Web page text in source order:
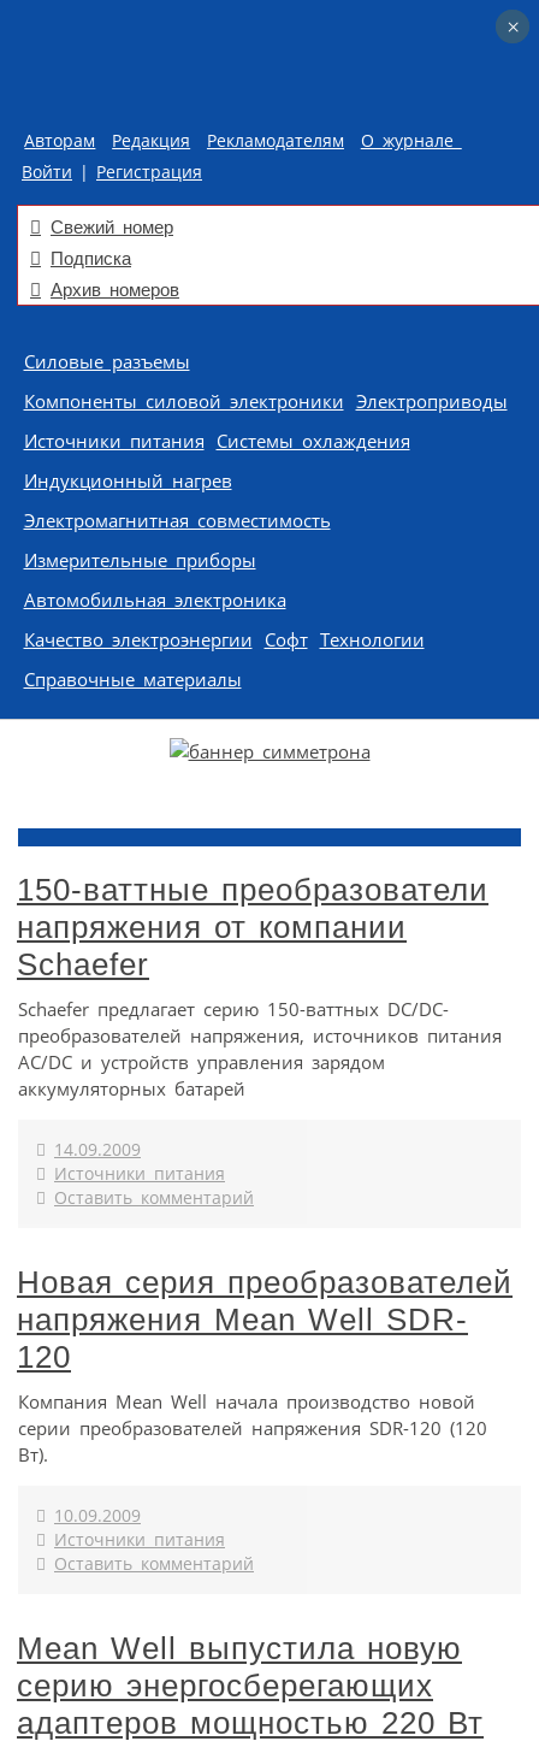
Авторам Редакция Рекламодателям
О журнале
Войти | Регистрация
Свежий номер
Подписка
Архив номеров
Skip to content
Силовые разъемы
Компоненты силовой электроники Электроприводы
Источники питания Системы охлаждения
Индукционный нагрев
Электромагнитная совместимость
Измерительные приборы
Автомобильная электроника
Качество электроэнергии Софт Технологии
Справочные материалы
150-ваттные преобразователи
напряжения от компании
Schaefer
Schaefer предлагает серию 150-ваттных DC/DC-
преобразователей напряжения, источников питания
AC/DC и устройств управления зарядом
аккумуляторных батарей
14.09.2009
Источники питания
Оставить комментарий
Новая серия преобразователей
напряжения Mean Well SDR-
120
Компания Mean Well начала производство новой
серии преобразователей напряжения SDR-120 (120
Вт).
10.09.2009
Источники питания
Оставить комментарий
Mean Well выпустила новую
серию энергосберегающих
адаптеров мощностью 220 Вт
×
×